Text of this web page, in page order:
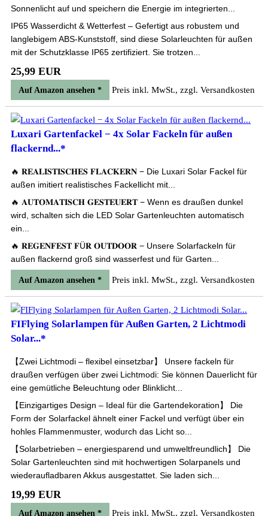
Sonnenlicht auf und speichern die Energie im integrierten...
IP65 Wasserdicht & Wetterfest – Gefertigt aus robustem und
langlebigem ABS-Kunststoff, sind diese Solarleuchten für außen
mit der Schutzklasse IP65 zertifiziert. Sie trotzen...
25,99 EUR
Auf Amazon ansehen * Preis inkl. MwSt., zzgl. Versandkosten
Luxari Gartenfackel − 4x Solar Fackeln für außen
flackernd...*
🔥 𝐑𝐄𝐀𝐋𝐈𝐒𝐓𝐈𝐒𝐂𝐇𝐄𝐒 𝐅𝐋𝐀𝐂𝐊𝐄𝐑𝐍 − Die Luxari Solar Fackel für
außen imitiert realistisches Fackellicht mit...
🔥 𝐀𝐔𝐓𝐎𝐌𝐀𝐓𝐈𝐒𝐂𝐇 𝐆𝐄𝐒𝐓𝐄𝐔𝐄𝐑𝐓 − Wenn es draußen dunkel
wird, schalten sich die LED Solar Gartenleuchten automatisch
ein...
🔥 𝐑𝐄𝐆𝐄𝐍𝐅𝐄𝐒𝐓 𝐅Ü𝐑 𝐎𝐔𝐓𝐃𝐎𝐎𝐑 − Unsere Solarfackeln für
außen flackernd groß sind wasserfest und für Garten...
Auf Amazon ansehen * Preis inkl. MwSt., zzgl. Versandkosten
FIFlying Solarlampen für Außen Garten, 2 Lichtmodi
Solar...*
【Zwei Lichtmodi – flexibel einsetzbar】 Unsere fackeln für
draußen verfügen über zwei Lichtmodi: Sie können Dauerlicht für
eine gemütliche Beleuchtung oder Blinklicht...
【Einzigartiges Design – Ideal für die Gartendekoration】 Die
Form der Solarfackel ähnelt einer Fackel und verfügt über ein
hohles Flammenmuster, wodurch das Licht so...
【Solarbetrieben – energiesparend und umweltfreundlich】 Die
Solar Gartenleuchten sind mit hochwertigen Solarpanels und
wiederaufladbaren Akkus ausgestattet. Sie laden sich...
19,99 EUR
Auf Amazon ansehen * Preis inkl. MwSt., zzgl. Versandkosten